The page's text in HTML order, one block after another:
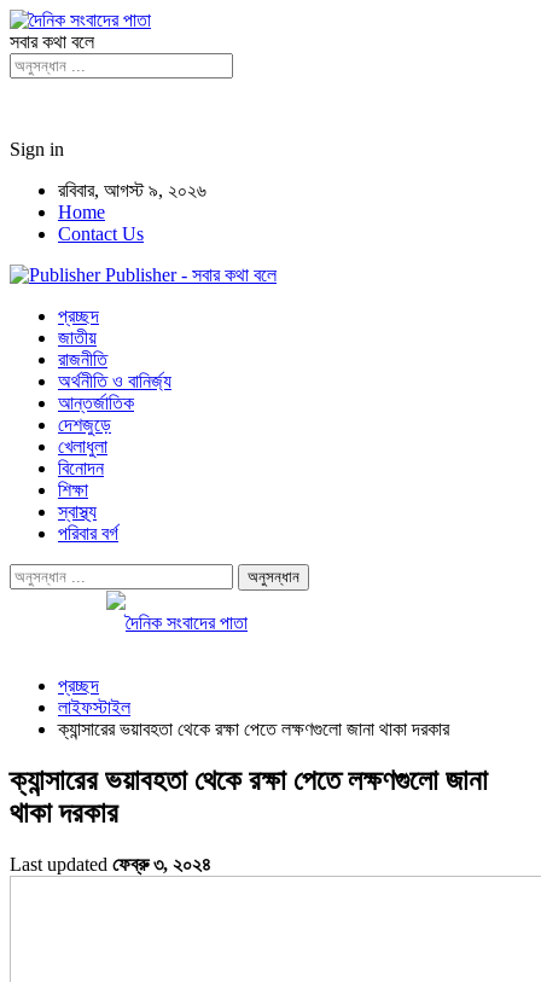
সবার কথা বলে
Sign in
রবিবার, আগস্ট ৯, ২০২৬
Home
Contact Us
Publisher - সবার কথা বলে
প্রচ্ছদ
জাতীয়
রাজনীতি
অর্থনীতি ও বানির্জ্য
আন্তর্জাতিক
দেশজুড়ে
খেলাধুলা
বিনোদন
শিক্ষা
স্বাস্থ্য
পরিবার বর্গ
প্রচ্ছদ
লাইফস্টাইল
ক্যান্সারের ভয়াবহতা থেকে রক্ষা পেতে লক্ষণগুলো জানা থাকা দরকার
ক্যান্সারের ভয়াবহতা থেকে রক্ষা পেতে লক্ষণগুলো জানা
থাকা দরকার
Last updated ফেব্রু ৩, ২০২৪